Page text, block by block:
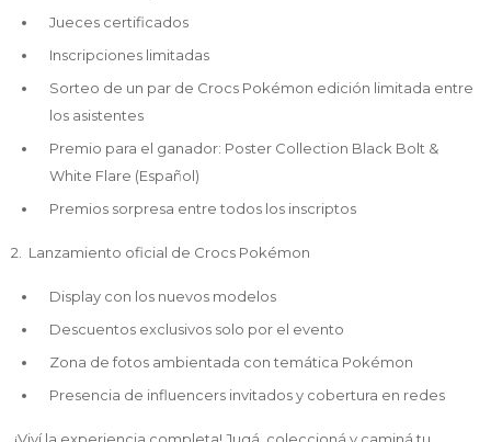
Jueces certificados
Inscripciones limitadas
Sorteo de un par de Crocs Pokémon edición limitada entre
los asistentes
Premio para el ganador: Poster Collection Black Bolt &
White Flare (Español)
Premios sorpresa entre todos los inscriptos
2. Lanzamiento oficial de Crocs Pokémon
Display con los nuevos modelos
Descuentos exclusivos solo por el evento
Zona de fotos ambientada con temática Pokémon
Presencia de influencers invitados y cobertura en redes